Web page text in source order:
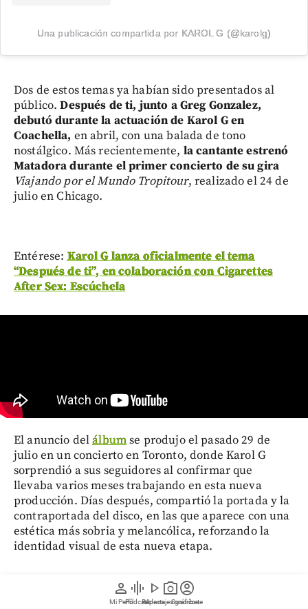
person
Mi Perfil
graphic_eq
Pódcast
play_arrow
Videos
photo_camera
Reportajes gráficos
account_circle
Suscríbete
Una publicación compartida por KAROL G (@karolg)
Dos de estos temas ya habían sido presentados al
público. Después de ti, junto a Greg Gonzalez,
debutó durante la actuación de Karol G en
Coachella, en abril, con una balada de tono
nostálgico. Más recientemente, la cantante estrenó
Matadoradurante el primer concierto de su gira
Viajando por el Mundo Tropitour, realizado el 24 de
julio en Chicago.
Entérese:Karol G lanza oficialmente el tema
“Después de ti”, en colaboración con Cigarettes
After Sex: Escúchela
El anuncio delálbumse produjo el pasado 29 de
julio en un concierto en Toronto, donde Karol G
sorprendió a sus seguidores al confirmar que
llevaba varios meses trabajando en esta nueva
producción. Días después, compartió la portada y la
contraportada del disco, en las que aparece con una
estética más sobria y melancólica, reforzando la
identidad visual de esta nueva etapa.
Tras el lanzamiento del álbum,la
con su gira por Estados Unidos entre agosto y